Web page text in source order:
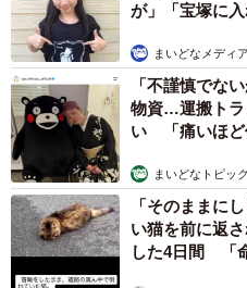
アプリ内では滋賀県彦根市
の赤れんが倉庫のカードも取
は、配布を受けた後に服装を
意した職員を大声で威嚇する
るという。大津市の担当者は
深めてもらうためで営利が目
しい」と訴えている。
が」「宝塚に入
まいどなメディア
「不謹慎でな
物資…運搬トラ
い 「痛いほど
まいどなトピック
「そのままに
い猫を前に返
した4日間 「